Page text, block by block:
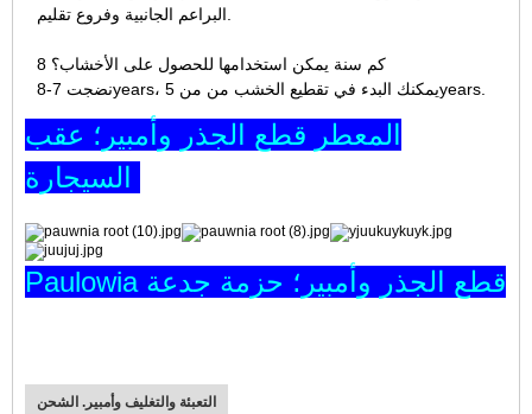
8 كم سنة يمكن استخدامها للحصول على الأخشاب؟
نضجت 7-8years، يمكنك البدء في تقطيع الخشب من من 5years.
المعطر قطع الجذر وأمبير؛ عقب
Paulowia قطع الجذر وأمبير؛ حزمة جدعة
التعبئة والتغليف وأمبير. الشحن